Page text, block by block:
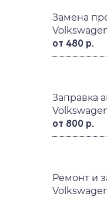
Замена
от 480 р.
Заправка
от 800 р.
Ремонт и